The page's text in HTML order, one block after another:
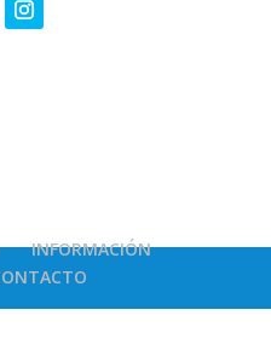
INFORMACIÓN